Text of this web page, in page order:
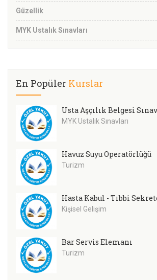
Güzellik
MYK Ustalık Sınavları
En Popüler Kurslar
Usta Aşçılık Belgesi
MYK Ustalık Sınavları
Havuz Suyu Operatörlüğü
Turizm
Hasta Kabul - Tıbbi
Kişisel Gelişim
Bar Servis Elemanı
Turizm